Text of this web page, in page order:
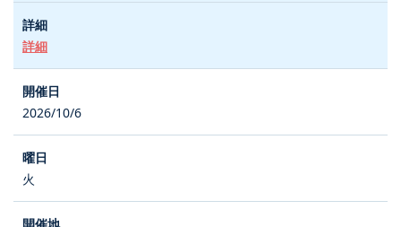
詳細
2026/10/6
火